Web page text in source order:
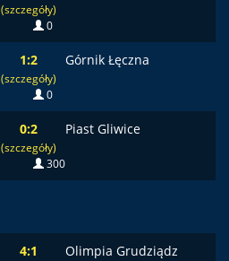
(szczegóły)
0
1:2
(szczegóły)
Górnik Łęczna
0
0:2
(szczegóły)
Piast Gliwice
300
4:1 Olimpia Grudziądz